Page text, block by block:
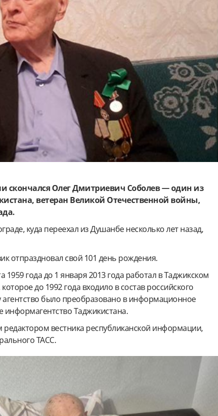
скончался Олег Дмитриевич Соболев — один из
ветеран Великой Отечественной войны,
куда переехал из Душанбе несколько лет назад,
отпраздновал свой 101 день рождения.
года до 1 января 2013 года работал в Таджикском
до 1992 года входило в состав российского
агентство было преобразовано в информационное
Таджикистана.
вестника республиканской информации,
ТАСС.